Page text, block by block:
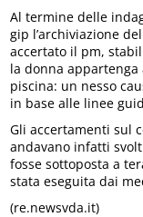
Al termine delle
gip l’archiviazione
accertato il pm,
la donna
piscina: un nesso
in base alle linee
Gli accertamenti sul
andavano infatti
fosse sottoposta a
stata eseguita dai
(re.newsvda.it)